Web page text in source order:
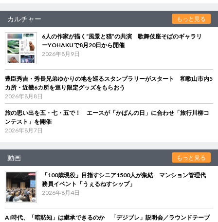
カルチャー もっと見る
6人の作家が描く“風景と猫”の共演 歌舞伎座そばのギャラリ
ーYOHAKUで8月20日から開催
2026年8月9日
豊臣秀吉・秀長兄弟ゆかりの地を巡るスタンプラリーがスタート 和歌山市内5
カ所・近畿6カ所を巡り限定グッズをもらおう
2026年8月8日
旅の思い出を五・七・五で！ エースが「かばんの日」に合わせ「旅行川柳コ
ンテスト」を開催
2026年8月7日
動画 もっと見る
「100歳現役」目指すシニア1500人が集結 マンション管理代
務員イベント「うぇるねすシップ」
2026年8月4日
AI時代、「暗黙知」は継承できるのか 「デジブレ」説明会／ラウンドテーブ